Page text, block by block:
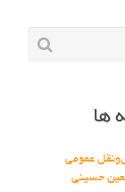
ها
عمومی
حسینی